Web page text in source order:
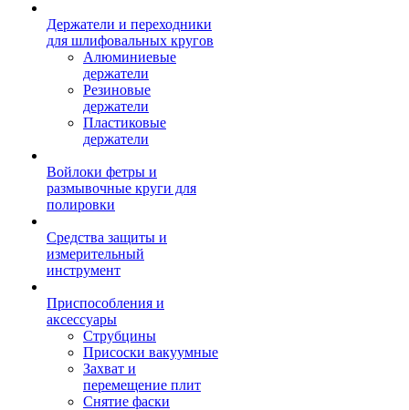
Держатели и переходники
для шлифовальных кругов
Алюминиевые
держатели
Резиновые
держатели
Пластиковые
держатели
Войлоки фетры и
размывочные круги для
полировки
Средства защиты и
измерительный
инструмент
Приспособления и
аксессуары
Струбцины
Присоски вакуумные
Захват и
перемещение плит
Снятие фаски